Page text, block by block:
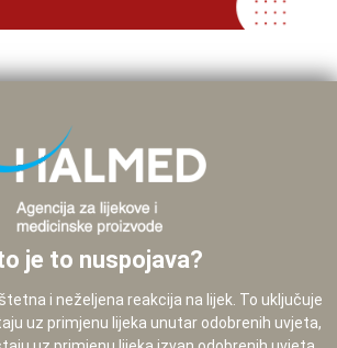
je to nuspojava?
i neželjena reakcija na lijek. To uključuje
uz primjenu lijeka unutar odobrenih uvjeta,